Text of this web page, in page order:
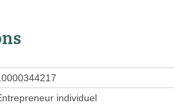
individuel